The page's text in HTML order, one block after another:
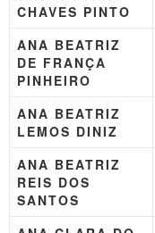
CHAVES PINTO
ANA BEATRIZ
DE FRANÇA
PINHEIRO
ANA BEATRIZ
LEMOS DINIZ
ANA BEATRIZ
REIS DOS
SANTOS